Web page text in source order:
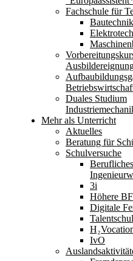
Fachschule für
Bautechnik
Duales Studium
Mehr als Unterricht
Aktuelles
Beratung für
Schulversuche
3i
Höhere
Digitale
IvO